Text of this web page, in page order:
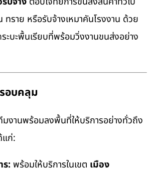
ราย หรือรับจ้างเหมาคันโรงงาน ด้วย
ะบะพื้นเรียบที่พร้อมวิ่งงานขนส่งอย่าง
อบคลุม
มงานพร้อมลงพื้นที่ให้บริการอย่างทั่วถึง
แก่:
ร: พร้อมให้บริการในเขต เมือง